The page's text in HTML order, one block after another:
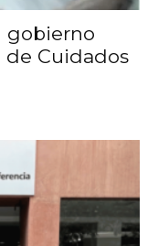
gobierno
de Cuidados